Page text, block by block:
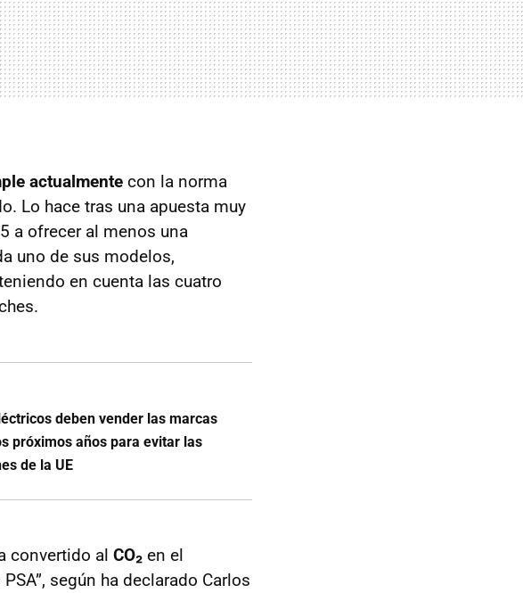
actualmente con la norma
Lo hace tras una apuesta muy
a ofrecer al menos una
uno de sus modelos,
en cuenta las cuatro
deben vender las marcas
próximos años para evitar las
de la UE
convertido al CO₂ en el
según ha declarado Carlos